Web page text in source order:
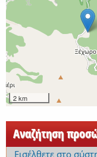
2 km
Αναζήτηση
Εισέλθετε στο